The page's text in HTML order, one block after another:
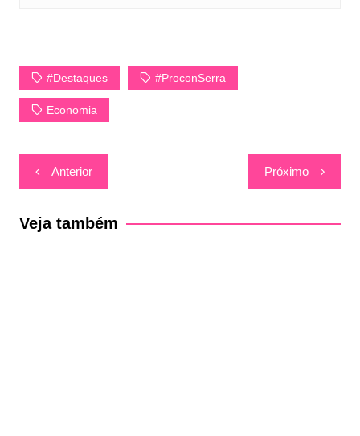
#Destaques #ProconSerra
Economia
Navegação
de
Post
Anterior Próximo
Veja também